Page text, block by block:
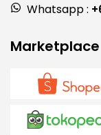
Whatsapp :
Marketplace